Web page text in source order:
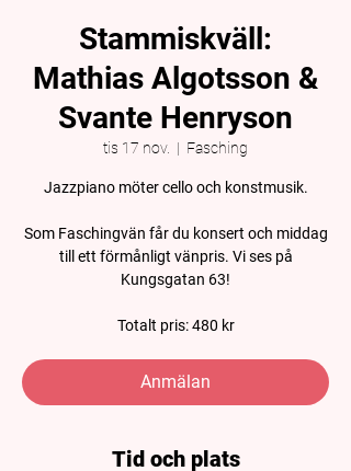
Stammiskväll:
Mathias Algotsson &
Svante Henryson
tis 17 nov.
  |
Fasching
Jazzpiano möter cello och konstmusik.
Som Faschingvän får du konsert och middag
till ett förmånligt vänpris. Vi ses på
Kungsgatan 63!
Totalt pris: 480 kr
Anmälan
Tid och plats